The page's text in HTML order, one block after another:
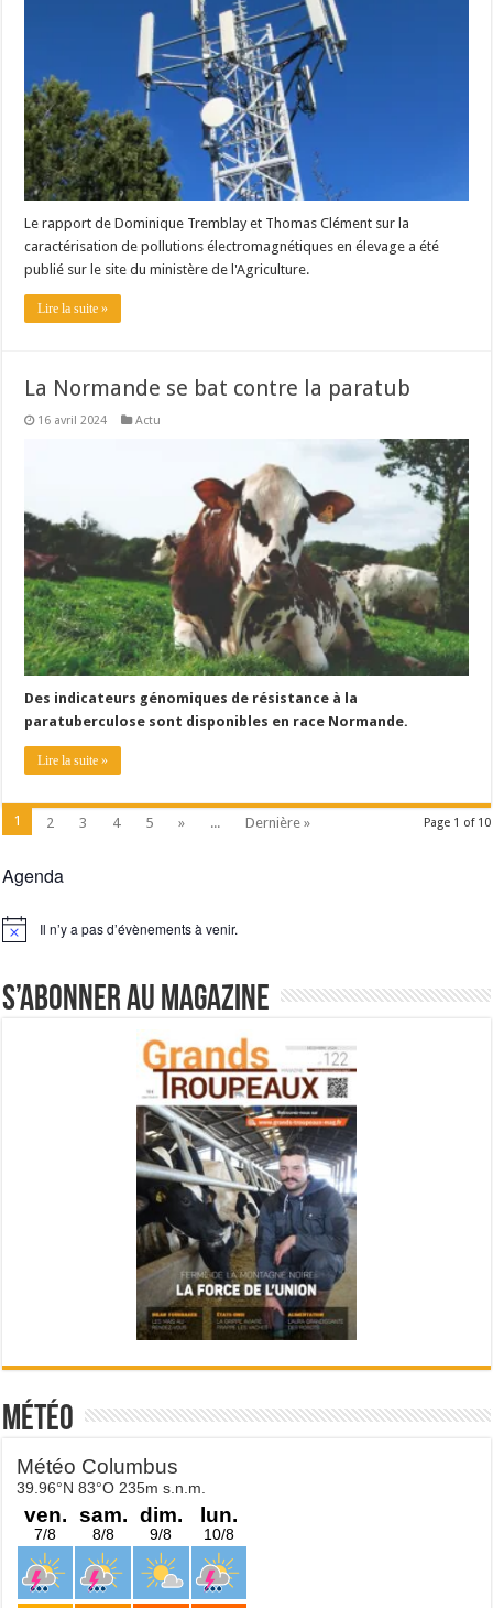
Le rapport de Dominique Tremblay et Thomas Clément sur la
caractérisation de pollutions électromagnétiques en élevage a été
publié sur le site du ministère de l'Agriculture.
Lire la suite »
La Normande se bat contre la paratub
16 avril 2024 Actu
Des indicateurs génomiques de résistance à la
paratuberculose sont disponibles en race Normande.
Lire la suite »
Page 1 of 10
1 2 3 4 5 » ... Dernière »
Agenda
Notice Il n’y a pas d’évènements à venir.
S’abonner au magazine
Météo